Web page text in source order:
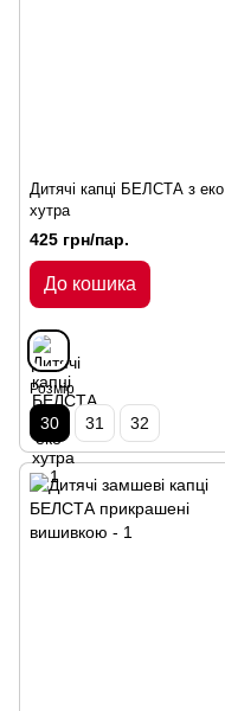
Дитячі капці БЕЛСТА з еко
хутра
425 грн/пар.
До кошика
Розмір
30 31 32